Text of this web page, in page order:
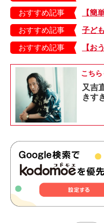
おすすめ記事
おすすめ記事
おすすめ記事
こち
又吉
きす